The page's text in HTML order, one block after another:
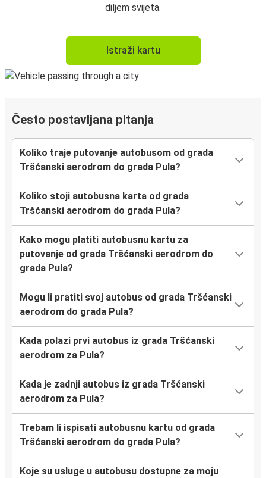
diljem svijeta.
Istraži kartu
Često postavljana pitanja
Koliko traje putovanje autobusom od grada
Tršćanski aerodrom do grada Pula?
Koliko stoji autobusna karta od grada
Tršćanski aerodrom do grada Pula?
Kako mogu platiti autobusnu kartu za
putovanje od grada Tršćanski aerodrom do
grada Pula?
Mogu li pratiti svoj autobus od grada Tršćanski
aerodrom do grada Pula?
Kada polazi prvi autobus iz grada Tršćanski
aerodrom za Pula?
Kada je zadnji autobus iz grada Tršćanski
aerodrom za Pula?
Trebam li ispisati autobusnu kartu od grada
Tršćanski aerodrom do grada Pula?
Koje su usluge u autobusu dostupne za moju